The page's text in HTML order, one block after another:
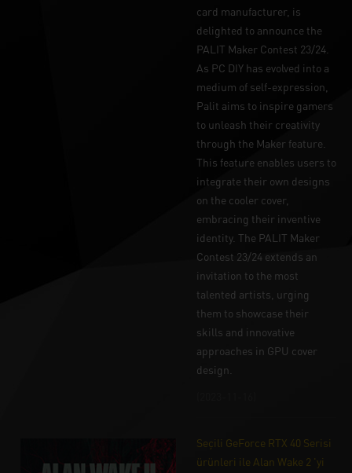
card manufacturer, is
delighted to announce the
PALIT Maker Contest 23/24.
As PC DIY has evolved into a
medium of self-expression,
Palit aims to inspire gamers
to unleash their creativity
through the Maker feature.
This feature enables users to
integrate their own designs
on the cooler cover,
embracing their inventive
identity. The PALIT Maker
Contest 23/24 extends an
invitation to the most
talented artists, urging
them to showcase their
skills and innovative
approaches in GPU cover
design.
Seçili GeForce RTX 40 Serisi
ürünleri ile Alan Wake 2 'yi